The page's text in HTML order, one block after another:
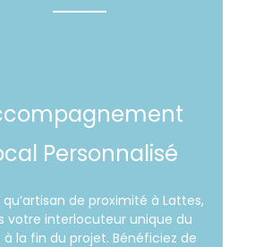
Personnalisé
de proximité à Lattes,
votre interlocuteur unique du
la fin du projet. Bénéficiez de